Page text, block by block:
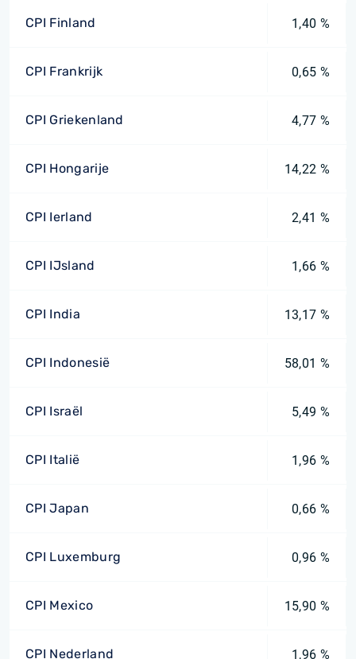
CPI Finland 1,40 %
CPI Frankrijk 0,65 %
CPI Griekenland 4,77 %
CPI Hongarije 14,22 %
CPI Ierland 2,41 %
CPI IJsland 1,66 %
CPI India 13,17 %
CPI Indonesië 58,01 %
CPI Israël 5,49 %
CPI Italië 1,96 %
CPI Japan 0,66 %
CPI Luxemburg 0,96 %
CPI Mexico 15,90 %
CPI Nederland 1,96 %